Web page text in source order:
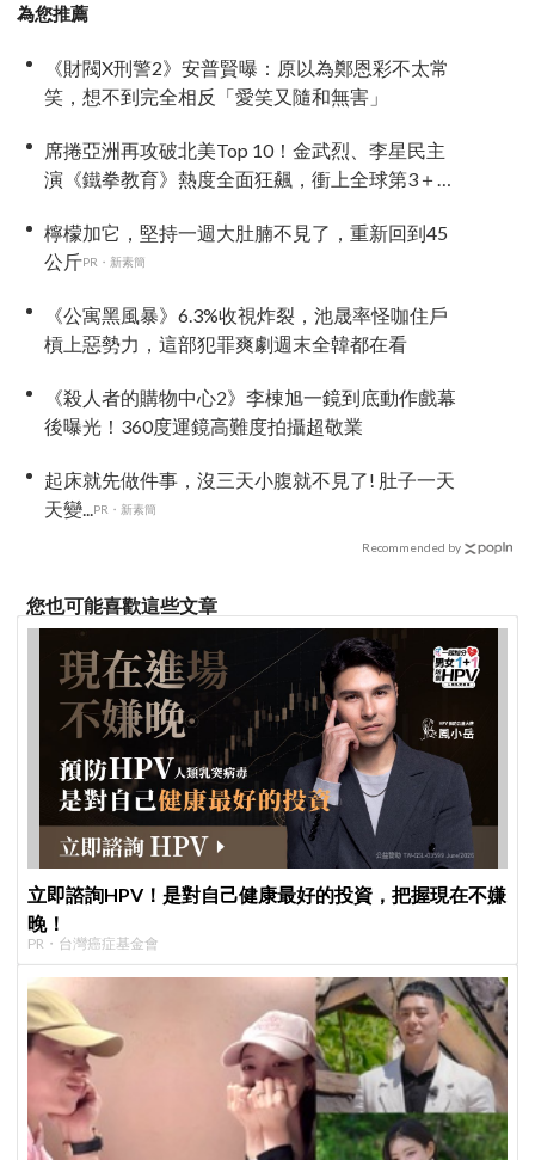
為您推薦
《財閥X刑警2》安普賢曝：原以為鄭恩彩不太常
笑，想不到完全相反「愛笑又隨和無害」
席捲亞洲再攻破北美Top 10！金武烈、李星民主
演《鐵拳教育》熱度全面狂飆，衝上全球第3＋橫
檸檬加它，堅持一週大肚腩不見了，重新回到45
公斤PR・新素簡
《公寓黑風暴》6.3%收視炸裂，池晟率怪咖住戶
槓上惡勢力，這部犯罪爽劇週末全韓都在看
《殺人者的購物中心2》李棟旭一鏡到底動作戲幕
後曝光！360度運鏡高難度拍攝超敬業
起床就先做件事，沒三天小腹就不見了! 肚子一天
天變...PR・新素簡
Recommended by
您也可能喜歡這些文章
立即諮詢HPV！是對自己健康最好的投資，把握現在不嫌
晚！
PR・台灣癌症基金會